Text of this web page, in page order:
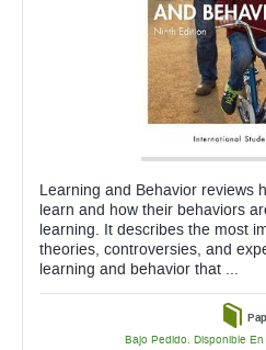
Learning and Behavior reviews
learn and how their behaviors
learning. It describes the most
theories, controversies, and
learning and behavior that ...
Bajo Pedido. Disponible